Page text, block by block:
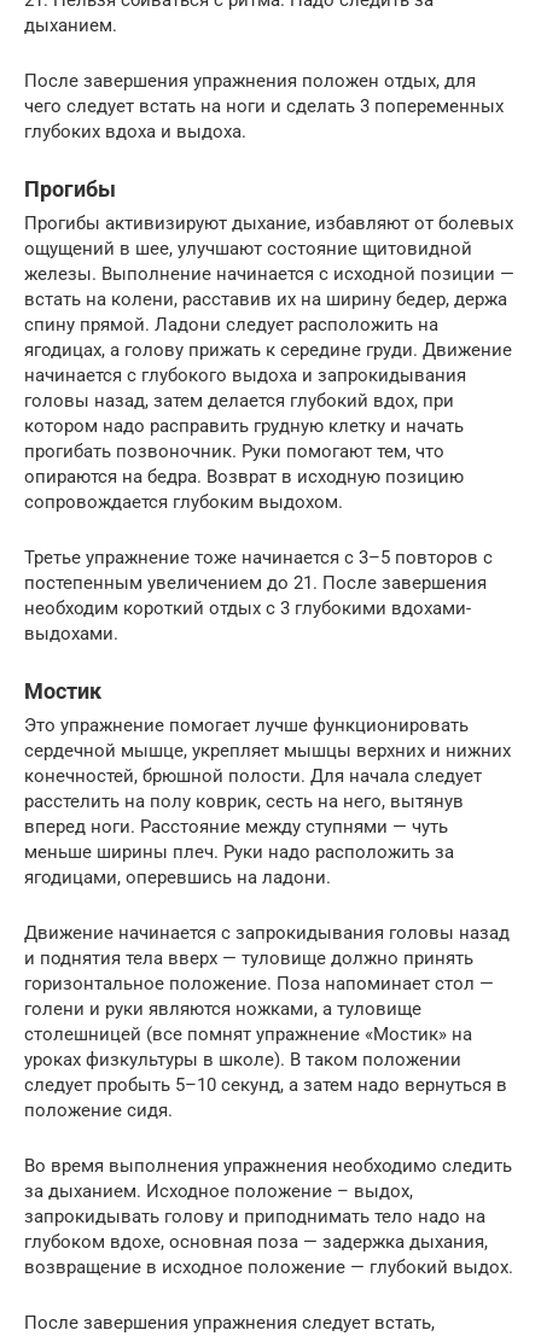
дыханием.
После завершения упражнения положен отдых, для
чего следует встать на ноги и сделать 3 попеременных
глубоких вдоха и выдоха.
Прогибы
Прогибы активизируют дыхание, избавляют от болевых
ощущений в шее, улучшают состояние щитовидной
железы. Выполнение начинается с исходной позиции —
встать на колени, расставив их на ширину бедер, держа
спину прямой. Ладони следует расположить на
ягодицах, а голову прижать к середине груди. Движение
начинается с глубокого выдоха и запрокидывания
головы назад, затем делается глубокий вдох, при
котором надо расправить грудную клетку и начать
прогибать позвоночник. Руки помогают тем, что
опираются на бедра. Возврат в исходную позицию
сопровождается глубоким выдохом.
Третье упражнение тоже начинается с 3–5 повторов с
постепенным увеличением до 21. После завершения
необходим короткий отдых с 3 глубокими вдохами-
выдохами.
Мостик
Это упражнение помогает лучше функционировать
сердечной мышце, укрепляет мышцы верхних и нижних
конечностей, брюшной полости. Для начала следует
расстелить на полу коврик, сесть на него, вытянув
вперед ноги. Расстояние между ступнями — чуть
меньше ширины плеч. Руки надо расположить за
ягодицами, оперевшись на ладони.
Движение начинается с запрокидывания головы назад
и поднятия тела вверх — туловище должно принять
горизонтальное положение. Поза напоминает стол —
голени и руки являются ножками, а туловище
столешницей (все помнят упражнение «Мостик» на
уроках физкультуры в школе). В таком положении
следует пробыть 5–10 секунд, а затем надо вернуться в
положение сидя.
Во время выполнения упражнения необходимо следить
за дыханием. Исходное положение – выдох,
запрокидывать голову и приподнимать тело надо на
глубоком вдохе, основная поза — задержка дыхания,
возвращение в исходное положение — глубокий выдох.
После завершения упражнения следует встать,